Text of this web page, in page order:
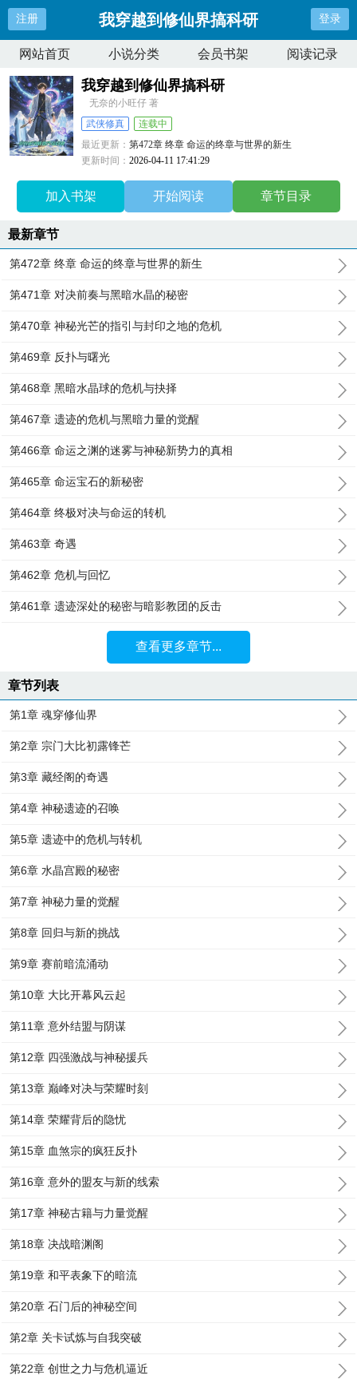
注册 我穿越到修仙界搞科研 登录
网站首页 小说分类 会员书架 阅读记录
我穿越到修仙界搞科研
无奈的小旺仔 著
武侠修真
连载中
最近更新：第472章 终章 命运的终章与世界的新生
更新时间：2026-04-11 17:41:29
加入书架 开始阅读 章节目录
最新章节
第472章 终章 命运的终章与世界的新生
第471章 对决前奏与黑暗水晶的秘密
第470章 神秘光芒的指引与封印之地的危机
第469章 反扑与曙光
第468章 黑暗水晶球的危机与抉择
第467章 遗迹的危机与黑暗力量的觉醒
第466章 命运之渊的迷雾与神秘新势力的真相
第465章 命运宝石的新秘密
第464章 终极对决与命运的转机
第463章 奇遇
第462章 危机与回忆
第461章 遗迹深处的秘密与暗影教团的反击
查看更多章节...
章节列表
第1章 魂穿修仙界
第2章 宗门大比初露锋芒
第3章 藏经阁的奇遇
第4章 神秘遗迹的召唤
第5章 遗迹中的危机与转机
第6章 水晶宫殿的秘密
第7章 神秘力量的觉醒
第8章 回归与新的挑战
第9章 赛前暗流涌动
第10章 大比开幕风云起
第11章 意外结盟与阴谋
第12章 四强激战与神秘援兵
第13章 巅峰对决与荣耀时刻
第14章 荣耀背后的隐忧
第15章 血煞宗的疯狂反扑
第16章 意外的盟友与新的线索
第17章 神秘古籍与力量觉醒
第18章 决战暗渊阁
第19章 和平表象下的暗流
第20章 石门后的神秘空间
第2章 关卡试炼与自我突破
第22章 创世之力与危机逼近